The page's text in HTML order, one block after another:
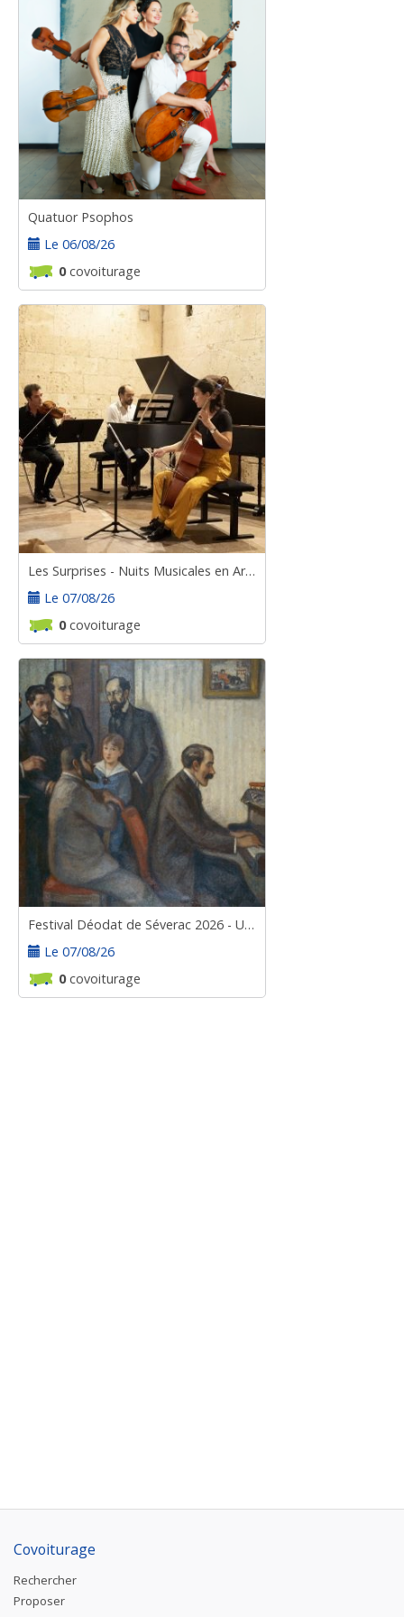
Quatuor Psophos
Le 06/08/26
0covoiturage
Les Surprises - Nuits Musicales en Armagnac
Le 07/08/26
0covoiturage
Festival Déodat de Séverac 2026 - UNE SOIRÉE CHEZ LES GODEBSKI
Le 07/08/26
0covoiturage
Covoiturage
Rechercher
Proposer